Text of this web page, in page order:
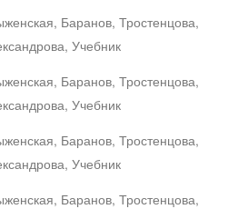
Баранов, Тростенцова,
Учебник
Баранов, Тростенцова,
Учебник
Баранов, Тростенцова,
Учебник
Баранов, Тростенцова,